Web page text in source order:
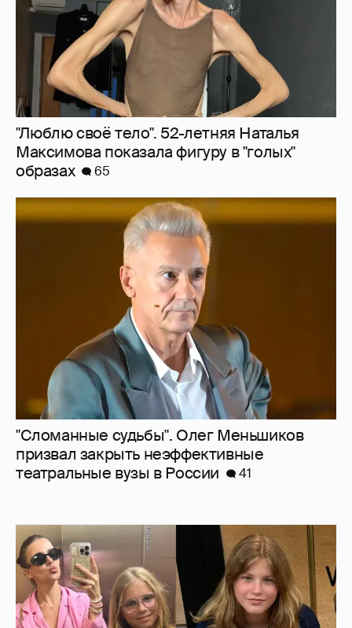
"Люблю своё тело". 52-летняя Наталья
Максимова показала фигуру в "голых"
образах
65
"Сломанные судьбы". Олег Меньшиков
призвал закрыть неэффективные
театральные вузы в России
41